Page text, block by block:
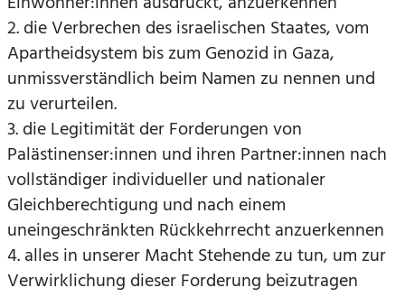
2. die Verbrechen des israelischen Staates, vom
Apartheidsystem bis zum Genozid in Gaza,
unmissverständlich beim Namen zu nennen und
zu verurteilen.
3. die Legitimität der Forderungen von
Palästinenser:innen und ihren Partner:innen nach
vollständiger individueller und nationaler
Gleichberechtigung und nach einem
uneingeschränkten Rückkehrrecht anzuerkennen
4. alles in unserer Macht Stehende zu tun, um zur
Verwirklichung dieser Forderung beizutragen